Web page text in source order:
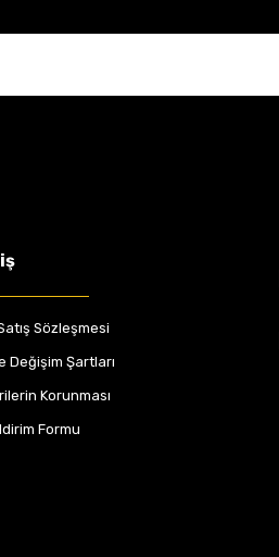
Sözleşmesi
Değişim Şartları
Korunması
Formu